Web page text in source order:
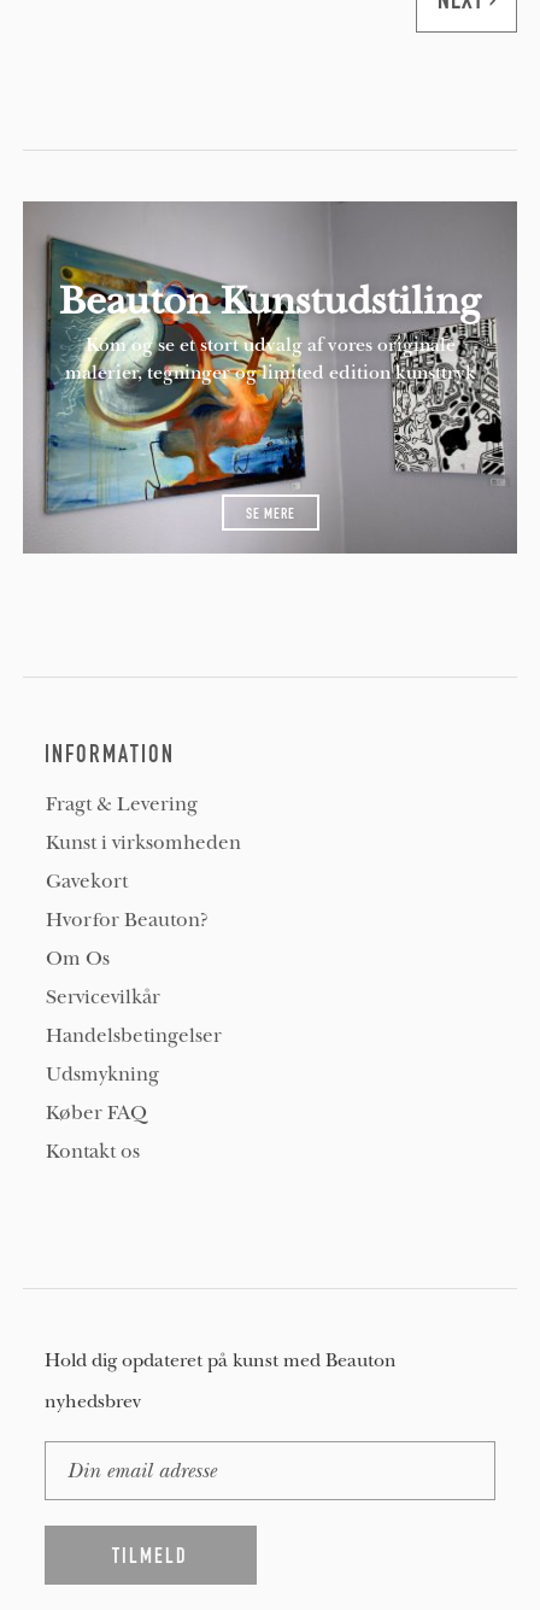
Beauton Kunstudstiling
Kom og se et stort udvalg af vores originale
malerier, tegninger og limited edition kunsttryk
SE MERE
INFORMATION
Fragt & Levering
Kunst i virksomheden
Gavekort
Hvorfor Beauton?
Om Os
Servicevilkår
Handelsbetingelser
Udsmykning
Køber FAQ
Kontakt os
Hold dig opdateret på kunst med Beauton
nyhedsbrev